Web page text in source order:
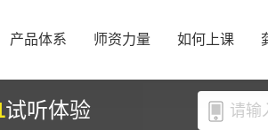
产品体系 师资力量 如何上课
试听体验